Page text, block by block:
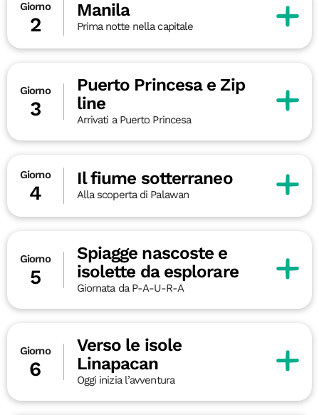
Giorno
2
Manila
Prima notte nella capitale
Giorno
3
Puerto Princesa e Zip
line
Arrivati a Puerto Princesa
Giorno
4
Il fiume sotterraneo
Alla scoperta di Palawan
Giorno
5
Spiagge nascoste e
isolette da esplorare
Giornata da P-A-U-R-A
Giorno
6
Verso le isole
Linapacan
Oggi inizia l’avventura